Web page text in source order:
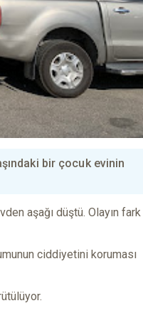
bir çocuk evinin
aşağı düştü. Olayın fark
ciddiyetini koruması